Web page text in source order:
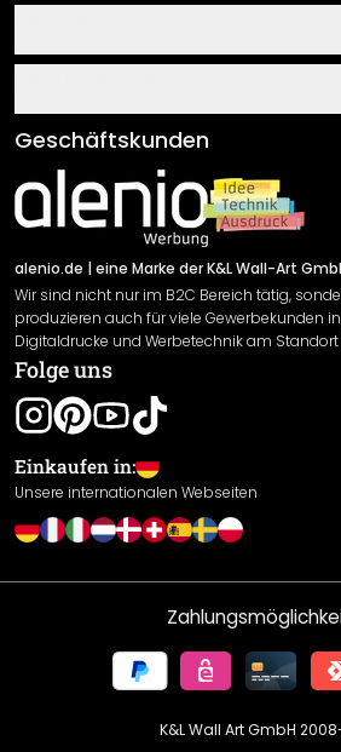
Über uns
Klebe- und Montageanleitungen
Newsletter An-/Abmeldung
Sendungsverfolgung
AGB
Impressum
Versand & Zahlung
Rücksendung
Widerrufsrecht
Datenschutzerklärung
Gewährleistung
Leistungserklärung / CE-Zeichen
Cookie Einstellungen
Geschäftskunden
alenio.de | eine Marke der K&L Wall-Art
Wir sind nicht nur im B2C Bereich tätig,
produzieren auch für viele Gewerbekunden
Digitaldrucke und Werbetechnik am Standort
Folge uns
Einkaufen in:
Unsere internationalen Webseiten
K&L Wall Art GmbH